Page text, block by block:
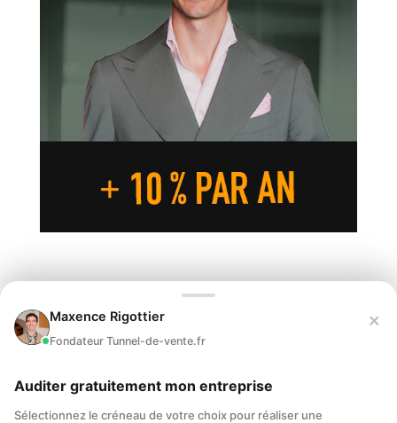
Maxence Rigottier
Fondateur Tunnel-de-vente.fr
×
Auditer gratuitement mon entreprise
Sélectionnez le créneau de votre choix pour réaliser une